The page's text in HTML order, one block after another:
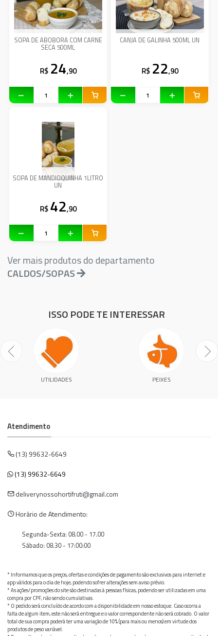
SOPA DE ABOBORA COM CARNE
SECA 500ML
R$ 24,90
CANJA DE GALINHA 500ML UN
R$ 22,90
SOPA DE MANDIOQUINHA 1LITRO
UN
R$ 42,90
Ver mais produtos do departamento
CALDOS/SOPAS
ISSO PODE TE INTERESSAR
UTILIDADES PEIXES
Atendimento
(13) 99632-6649
(13) 99632-6649
deliverynossohortifruti@gmail.com
Horário de Atendimento:
Segunda-Sexta: 08.00 - 17.00
Sábado: 08.30 - 17:00:00
* Informamos que os preços, ofertas e condições de pagamento são exclusivos para internet e
app válidos para o dia de hoje, podendo sofrer alterações sem aviso prévio.
* As ações/promoções do site são destinadas à pessoas físicas, podendo ser utilizadas em uma
compra por CPF, não sendo cumulativas.
* O pedido será concluído de acordo com a disponibilidade em nosso estoque. Caso ocorra a
falta de algum item, este não será entregue e o valor correspondente não será cobrado. O valor
total de sua compra poderá ter uma variação de 10% (para mais ou menos) em virtude dos
produtos de peso variável.